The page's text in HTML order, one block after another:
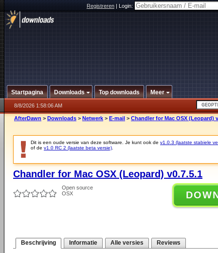
Registreren|Login:
Startpagina Downloads Top downloads Meer
8/8/2026 1:58:06 AM
AfterDawn > Downloads > Netwerk > E-mail > Chandler for Mac OSX (Leopard)
Dit is een oude versie van deze software. Je kunt ook de v1.0.3 (laatste stabiele
of de v1.0 RC 2 (laatste beta versie)
Chandler for Mac OSX (Leopard) v0.7.5.1
Open source
OSX
Beschrijving Informatie Alle versies Reviews